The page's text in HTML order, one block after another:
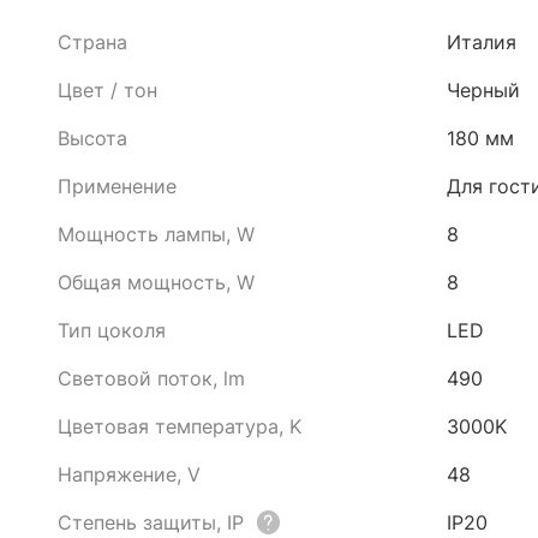
Страна
Италия
Цвет / тон
Черный
Высота
180 мм
Применение
Для
Мощность лампы, W
8
Общая мощность, W
8
Тип цоколя
LED
Световой поток, lm
490
Цветовая температура, K
3000K
Напряжение, V
48
Степень защиты, IP
IP20